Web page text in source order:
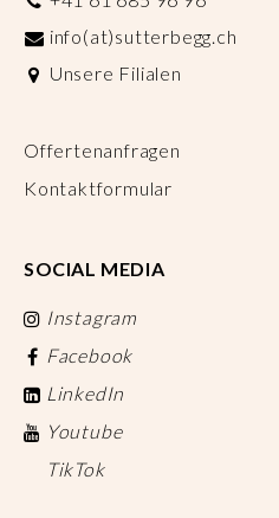
info(at)sutterbegg.ch
Unsere Filialen
Offertenanfragen
Kontaktformular
SOCIAL MEDIA
Instagram
Facebook
LinkedIn
Youtube
TikTok